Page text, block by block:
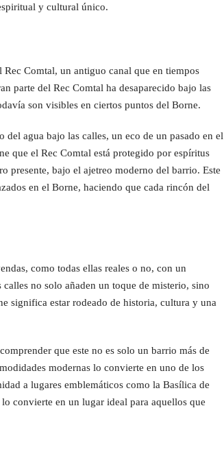
y cultural único.
Comtal, un antiguo canal que en tiempos
parte del Rec Comtal ha desaparecido bajo las
son visibles en ciertos puntos del Borne.
del agua bajo las calles, un eco de un pasado en el
que el Rec Comtal está protegido por espíritus
presente, bajo el ajetreo moderno del barrio. Este
en el Borne, haciendo que cada rincón del
como todas ellas reales o no, con un
no solo añaden un toque de misterio, sino
significa estar rodeado de historia, cultura y una
que este no es solo un barrio más de
modernas lo convierte en uno de los
a lugares emblemáticos como la Basílica de
convierte en un lugar ideal para aquellos que